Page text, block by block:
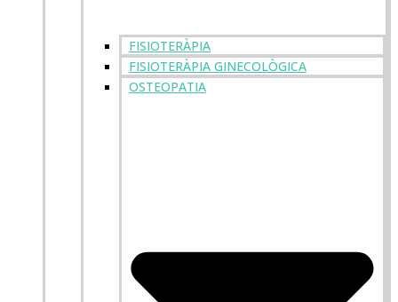
FISIOTERÀPIA
FISIOTERÀPIA GINECOLÒGICA
OSTEOPATIA